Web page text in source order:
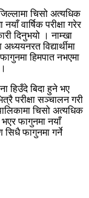
चिसो अत्यधिक
वार्षिक परीक्षा गरेर
दिनुभयो । नाम्खा
विद्यार्थीमा
हिमपात नभएमा
हिउँदे बिदा हुने भए
परीक्षा सञ्चालन गरी
चिसो अत्यधिक
भएर फागुनमा नयाँ
सिधै फागुनमा गर्ने